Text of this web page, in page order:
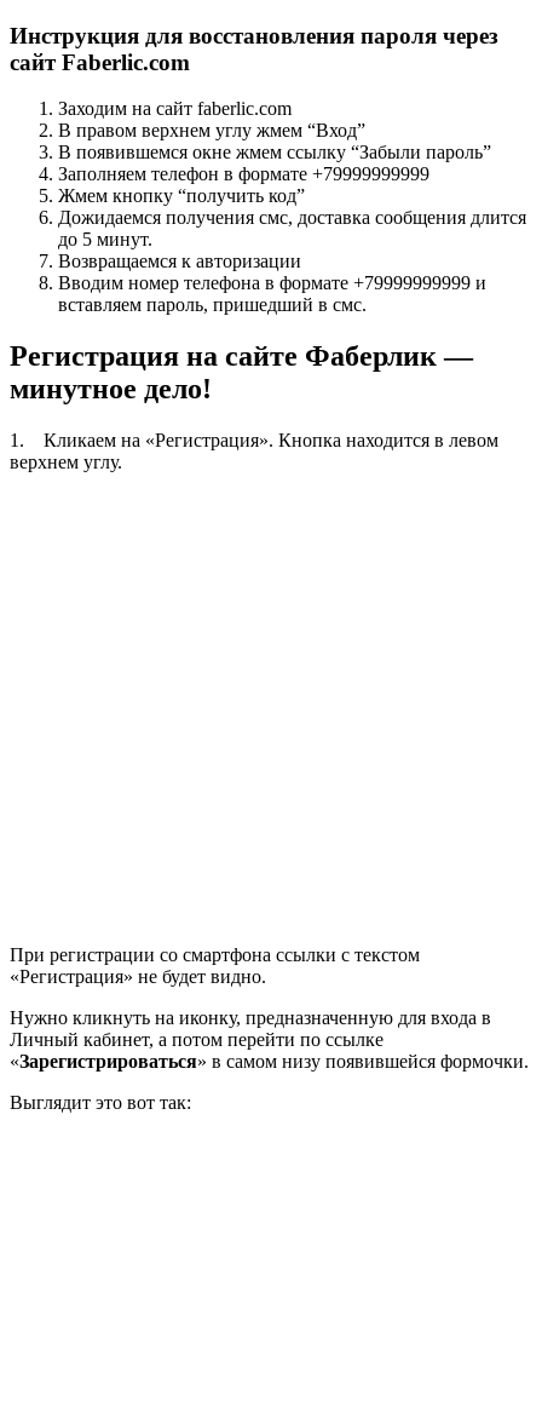
Инструкция для восстановления пароля через
сайт Faberlic.com
Заходим на сайт faberlic.com
В правом верхнем углу жмем “Вход”
В появившемся окне жмем ссылку “Забыли пароль”
Заполняем телефон в формате +79999999999
Жмем кнопку “получить код”
Дожидаемся получения смс, доставка сообщения длится
до 5 минут.
Возвращаемся к авторизации
Вводим номер телефона в формате +79999999999 и
вставляем пароль, пришедший в смс.
Регистрация на сайте Фаберлик —
минутное дело!
1. Кликаем на «Регистрация». Кнопка находится в левом
верхнем углу.
При регистрации со смартфона ссылки с текстом
«Регистрация» не будет видно.
Нужно кликнуть на иконку, предназначенную для входа в
Личный кабинет, а потом перейти по ссылке
«Зарегистрироваться» в самом низу появившейся формочки.
Выглядит это вот так: